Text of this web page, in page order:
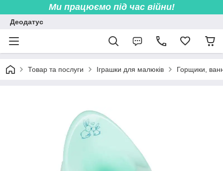
Ми працюємо під час війни!
Деодатус
Товар та послуги Іграшки для малюків Горщики,